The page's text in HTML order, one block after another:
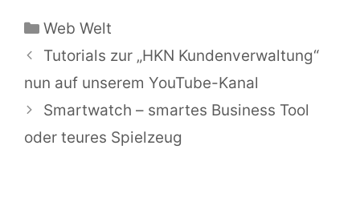
Kategorien
Web Welt
Tutorials zur „HKN Kundenverwaltung“
nun auf unserem YouTube-Kanal
Smartwatch – smartes Business Tool
oder teures Spielzeug